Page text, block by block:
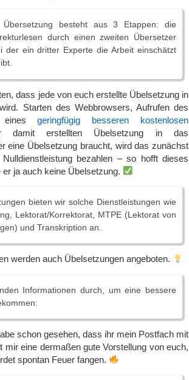
besteht aus 3 Etappen: die
durch einen zweiten Übersetzer
der ein dritter Experte die Arbeit einschätzt
dass jede von euch erstellte Übelsetzung in
Starten des Webbrowsers, Aufrufen des
einesgeringfügig besseren kostenlosen
damit erstellten Übelsetzung in das
eine Übelsetzung braucht, wird das zunächst
bezahlen – so hofft dieses
ja auch keine Übelsetzung.
bieten wir solche Dienstleistungen wie
Lektorat/Korrektorat, MTPE (Lektorat von
und Transkription an.
werden auch Übelsetzungen angeboten.
Informationen durch, um eine bessere
schon gesehen, dass ihr mein Postfach mit
mir eine dermaßen gute Vorstellung von euch,
spontan Feuer fangen.